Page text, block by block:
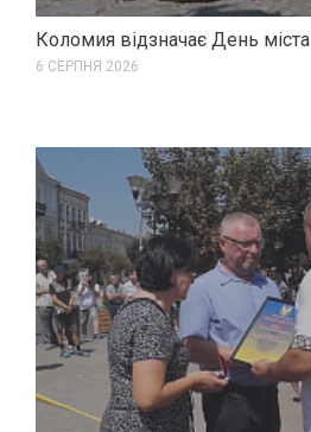
Коломия відзначає День міста
6 СЕРПНЯ 2026